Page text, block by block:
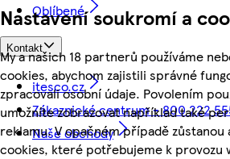
Nastavení soukromí a
My a našich 18 partnerů používáme
cookies, abychom zajistili správné
zpracovali osobní údaje. Povolením
umožníte zobrazovat například také
reklamu. V opačném případě zůstanou
cookies, které potřebujeme k provozu
Oblíbené
Kontakt
itesco.cz
Zákaznické centrum - 800 222
Naše obchody